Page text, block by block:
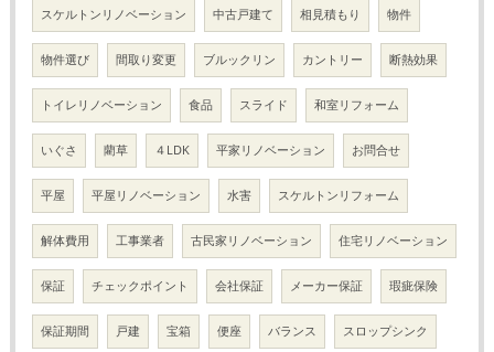
スケルトンリノベーション 中古戸建て 相見積もり 物件
物件選び 間取り変更 ブルックリン カントリー 断熱効果
トイレリノベーション 食品 スライド 和室リフォーム
いぐさ 藺草 ４LDK 平家リノベーション お問合せ
平屋 平屋リノベーション 水害 スケルトンリフォーム
解体費用 工事業者 古民家リノベーション 住宅リノベーション
保証 チェックポイント 会社保証 メーカー保証 瑕疵保険
保証期間 戸建 宝箱 便座 バランス スロップシンク